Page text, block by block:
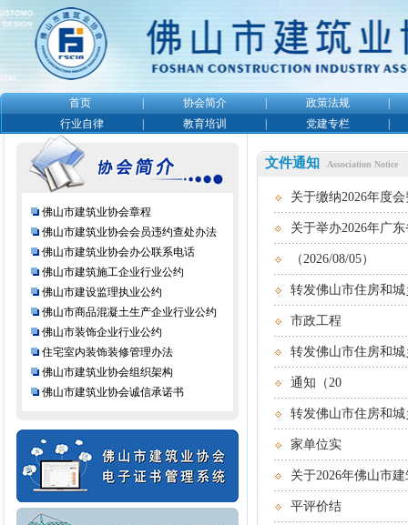
首页 协会简介 政策法规
行业自律
教育培训 党建专栏
佛山市建筑业协会章程
佛山市建筑业协会会员违约查处办法
佛山市建筑业协会办公联系电话
佛山市建筑施工企业行业公约
佛山市建设监理执业公约
佛山市商品混凝土生产企业行业公约
佛山市装饰企业行业公约
住宅室内装饰装修管理办法
佛山市建筑业协会组织架构
佛山市建筑业协会诚信承诺书
文件通知 Association Notice
关于缴纳2026年度
关于举办2026年广
（2026/08/05）
转发佛山市住房和
市政工程
转发佛山市住房和
通知（20
转发佛山市住房和
家单位实
关于2026年佛山市
平评价结